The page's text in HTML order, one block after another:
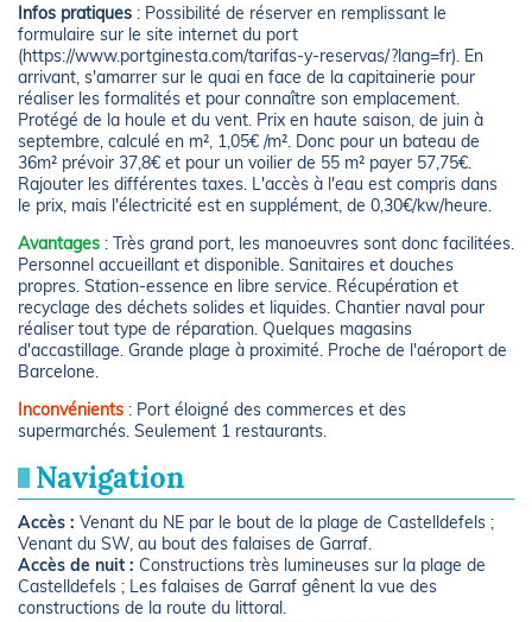
Infos pratiques : Possibilité de réserver en remplissant le
formulaire sur le site internet du port
(https://www.portginesta.com/tarifas-y-reservas/?lang=fr). En
arrivant, s'amarrer sur le quai en face de la capitainerie pour
réaliser les formalités et pour connaître son emplacement.
Protégé de la houle et du vent. Prix en haute saison, de juin à
septembre, calculé en m², 1,05€ /m². Donc pour un bateau de
36m² prévoir 37,8€ et pour un voilier de 55 m² payer 57,75€.
Rajouter les différentes taxes. L'accès à l'eau est compris dans
le prix, mais l'électricité est en supplément, de 0,30€/kw/heure.
Avantages : Très grand port, les manoeuvres sont donc facilitées.
Personnel accueillant et disponible. Sanitaires et douches
propres. Station-essence en libre service. Récupération et
recyclage des déchets solides et liquides. Chantier naval pour
réaliser tout type de réparation. Quelques magasins
d'accastillage. Grande plage à proximité. Proche de l'aéroport de
Barcelone.
Inconvénients : Port éloigné des commerces et des
supermarchés. Seulement 1 restaurants.
Navigation
Accès : Venant du NE par le bout de la plage de Castelldefels ;
Venant du SW, au bout des falaises de Garraf.
Accès de nuit : Constructions très lumineuses sur la plage de
Castelldefels ; Les falaises de Garraf gênent la vue des
constructions de la route du littoral.